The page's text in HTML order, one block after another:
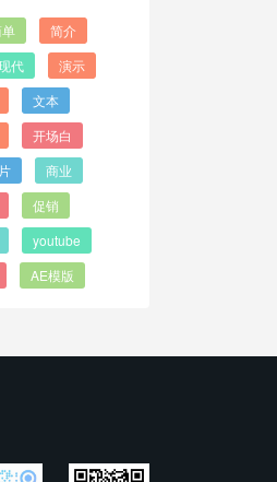
简介
代
演示
文本
开场白
商业
促销
youtube
AE模版